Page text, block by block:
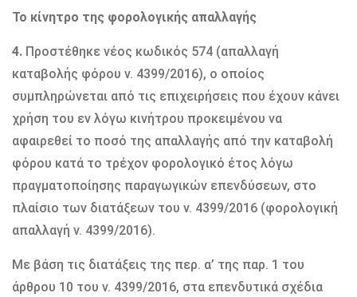
Το κίνητρο της φορολογικής απαλλαγής
4. Προστέθηκε νέος κωδικός 574 (απαλλαγή
καταβολής φόρου ν. 4399/2016), ο οποίος
συμπληρώνεται από τις επιχειρήσεις που έχουν κάνει
χρήση του εν λόγω κινήτρου προκειμένου να
αφαιρεθεί το ποσό της απαλλαγής από την καταβολή
φόρου κατά το τρέχον φορολογικό έτος λόγω
πραγματοποίησης παραγωγικών επενδύσεων, στο
πλαίσιο των διατάξεων του ν. 4399/2016 (φορολογική
απαλλαγή ν. 4399/2016).
Με βάση τις διατάξεις της περ. α’ της παρ. 1 του
άρθρου 10 του ν. 4399/2016, στα επενδυτικά σχέδια